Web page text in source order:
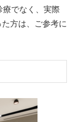
療でなく、実際
方は、ご参考に